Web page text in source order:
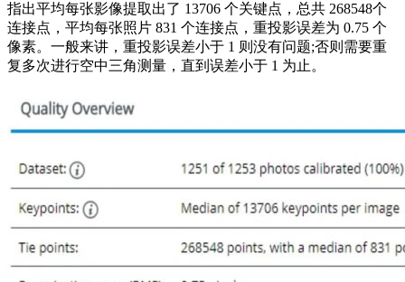
指出平均每张影像提取出了 13706 个关键点，总共 268548个
连接点，平均每张照片 831 个连接点，重投影误差为 0.75 个
像素。一般来讲，重投影误差小于 1 则没有问题;否则需要重
复多次进行空中三角测量，直到误差小于 1 为止。